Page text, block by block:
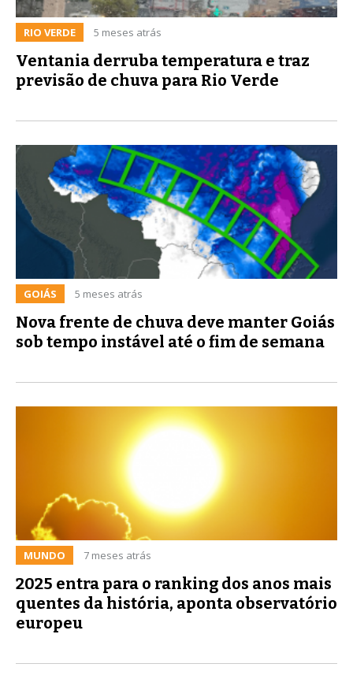
RIO VERDE 5 meses atrás
Ventania derruba temperatura e traz
previsão de chuva para Rio Verde
GOIÁS 5 meses atrás
Nova frente de chuva deve manter Goiás
sob tempo instável até o fim de semana
MUNDO 7 meses atrás
2025 entra para o ranking dos anos mais
quentes da história, aponta observatório
europeu